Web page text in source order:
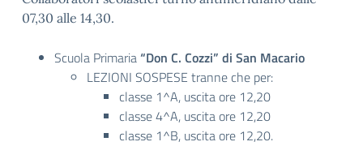
07,30 alle 14,30.
Scuola Primaria“Don C. Cozzi” di San Macario
LEZIONI SOSPESE tranne che per:
classe 1^A, uscita ore 12,20
classe 4^A, uscita ore 12,20
classe 1^B, uscita ore 12,20.